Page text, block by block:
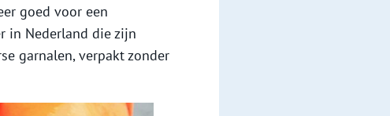
goed voor een
in Nederland die zijn
garnalen, verpakt zonder